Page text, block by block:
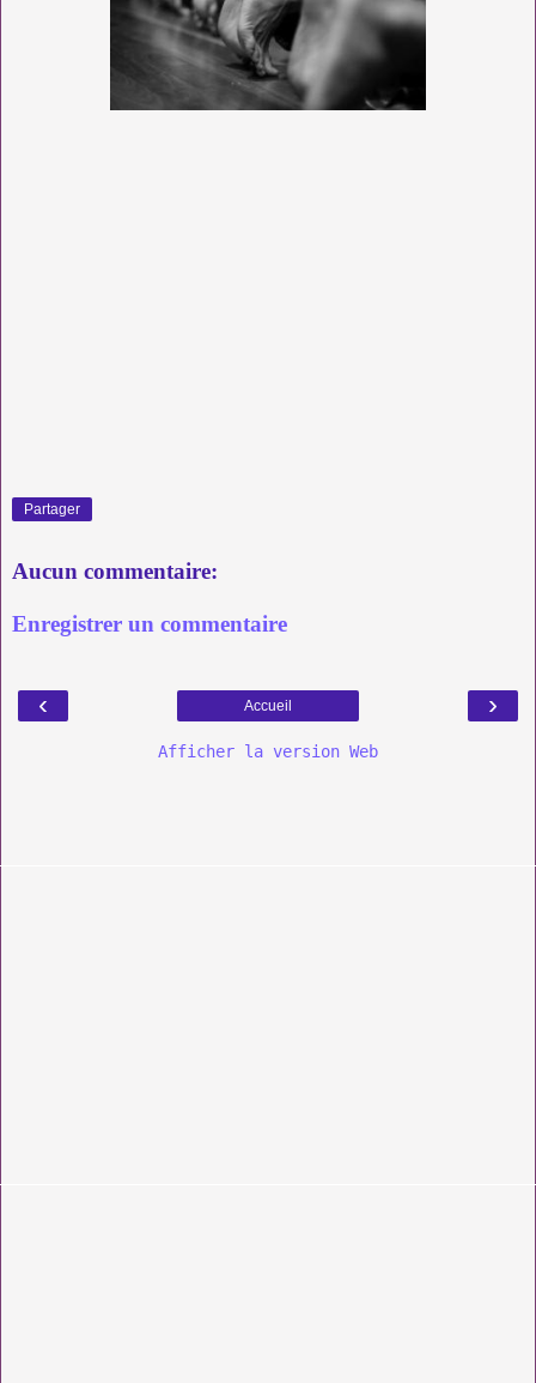
Partager
Aucun commentaire:
Enregistrer un commentaire
‹ ›
Accueil
Afficher la version Web